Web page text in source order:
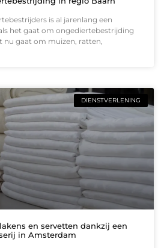
is al jarenlang een
het gaat om ongediertebestrijding
nu gaat om muizen, ratten,
DIENSTVERLENING
en servetten dankzij een
in Amsterdam